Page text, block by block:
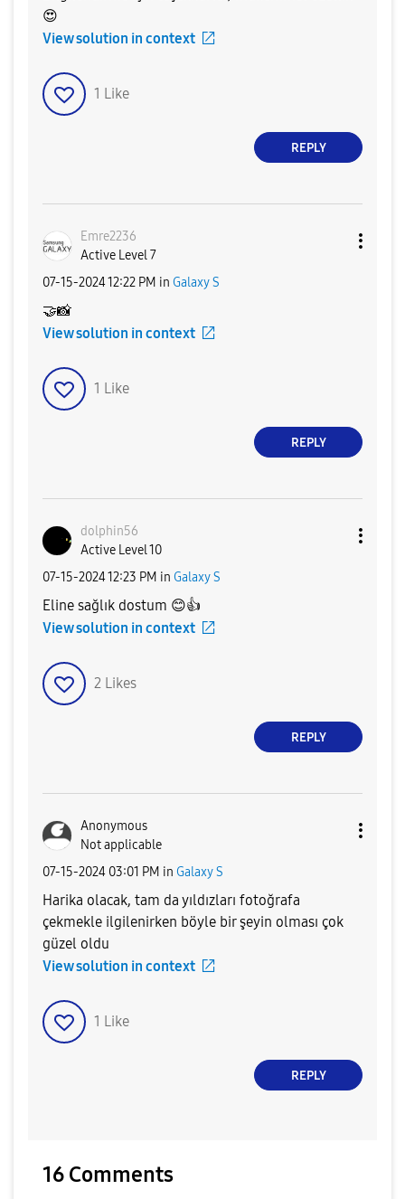
😍
View solution in context
1 Like
REPLY
Emre2236
Active Level 7
‎07-15-202412:22 PM in Galaxy S
🤝📸
View solution in context
1 Like
REPLY
dolphin56
Active Level 10
‎07-15-202412:23 PM in Galaxy S
Eline sağlık dostum 😊👍
View solution in context
2 Likes
REPLY
Anonymous
Not applicable
‎07-15-2024 03:01 PM in Galaxy S
Harika olacak, tam da yıldızları fotoğrafa
çekmekle ilgilenirken böyle bir şeyin olması çok
güzel oldu
View solution in context
1 Like
REPLY
16 Comments